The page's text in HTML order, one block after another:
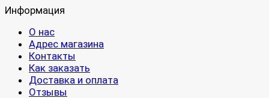
Информация
О нас
Адрес магазина
Контакты
Как заказать
Доставка и оплата
Отзывы